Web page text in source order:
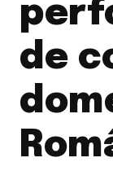
de